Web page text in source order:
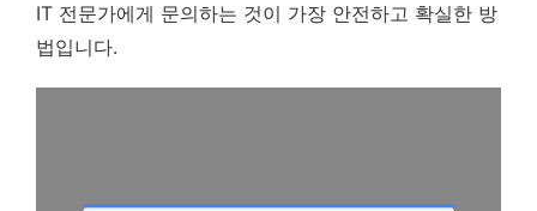
IT 전문가에게 문의하는 것이 가장 안전하고 확실한 방
법입니다.